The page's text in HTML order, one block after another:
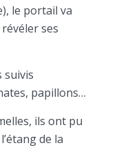
le portail va
ses
suivis
papillons…
ils ont pu
de la